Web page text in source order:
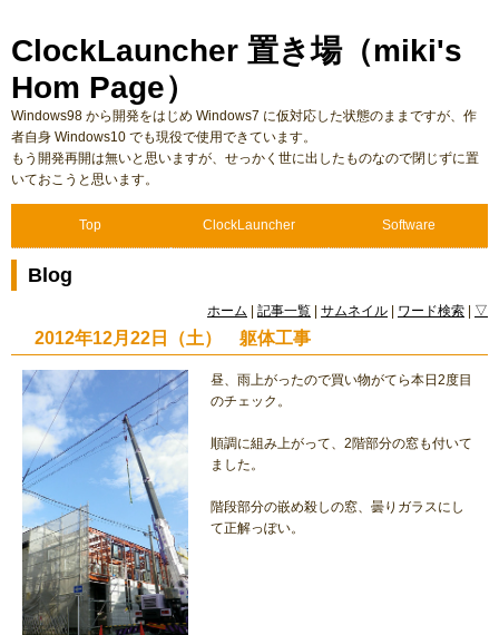
ClockLauncher 置き場（miki's
Hom Page）
Windows98 から開発をはじめ Windows7 に仮対応した状態のままですが、作
者自身 Windows10 でも現役で使用できています。
もう開発再開は無いと思いますが、せっかく世に出したものなので閉じずに置
いておこうと思います。
Top ClockLauncher Software
Blog
ホーム 記事一覧 サムネイル ワード検索 ▽
2012年12月22日（土） 躯体工事
昼、雨上がったので買い物がてら本日2度目
のチェック。
順調に組み上がって、2階部分の窓も付いて
ました。
階段部分の嵌め殺しの窓、曇りガラスにし
て正解っぽい。